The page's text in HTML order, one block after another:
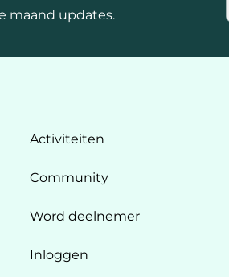
maand updates.
Activiteiten
Community
Word deelnemer
Inloggen